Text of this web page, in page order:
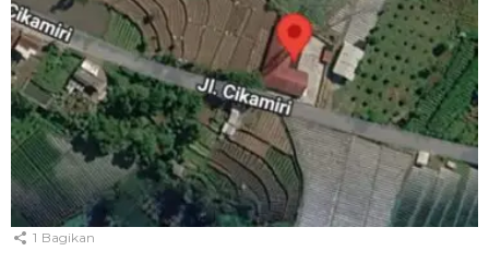
1 Bagikan